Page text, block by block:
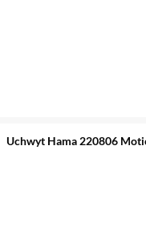
Uchwyt Hama 220806